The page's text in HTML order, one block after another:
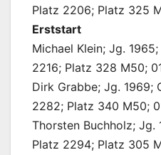
Platz 2206; Platz 325
Erststart
Michael Klein; Jg.
2216; Platz 328 M50;
Dirk Grabbe; Jg. 1969;
2282; Platz 340 M50;
Thorsten Buchholz; Jg.
Platz 2294; Platz 305